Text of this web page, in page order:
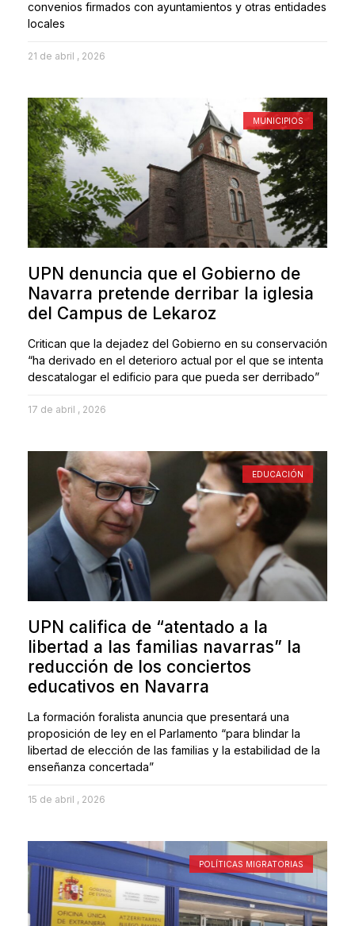
convenios firmados con ayuntamientos y otras entidades
locales
21 de abril , 2026
MUNICIPIOS
UPN denuncia que el Gobierno de
Navarra pretende derribar la iglesia
del Campus de Lekaroz
Critican que la dejadez del Gobierno en su conservación
“ha derivado en el deterioro actual por el que se intenta
descatalogar el edificio para que pueda ser derribado”
17 de abril , 2026
EDUCACIÓN
UPN califica de “atentado a la
libertad a las familias navarras” la
reducción de los conciertos
educativos en Navarra
La formación foralista anuncia que presentará una
proposición de ley en el Parlamento “para blindar la
libertad de elección de las familias y la estabilidad de la
enseñanza concertada”
15 de abril , 2026
POLÍTICAS MIGRATORIAS